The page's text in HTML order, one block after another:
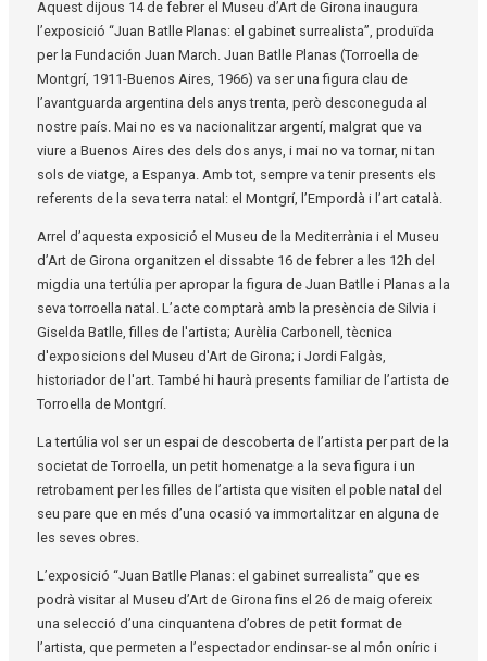
Aquest dijous 14 de febrer el Museu d’Art de Girona inaugura
l’exposició “Juan Batlle Planas: el gabinet surrealista”, produïda
per la Fundación Juan March. Juan Batlle Planas (Torroella de
Montgrí, 1911-Buenos Aires, 1966) va ser una figura clau de
l’avantguarda argentina dels anys trenta, però desconeguda al
nostre país. Mai no es va nacionalitzar argentí, malgrat que va
viure a Buenos Aires des dels dos anys, i mai no va tornar, ni tan
sols de viatge, a Espanya. Amb tot, sempre va tenir presents els
referents de la seva terra natal: el Montgrí, l’Empordà i l’art català.
Arrel d’aquesta exposició el Museu de la Mediterrània i el Museu
d’Art de Girona organitzen el dissabte 16 de febrer a les 12h del
migdia una tertúlia per apropar la figura de Juan Batlle i Planas a la
seva torroella natal. L’acte comptarà amb la presència de Silvia i
Giselda Batlle, filles de l'artista; Aurèlia Carbonell, tècnica
d'exposicions del Museu d'Art de Girona; i Jordi Falgàs,
historiador de l'art. També hi haurà presents familiar de l’artista de
Torroella de Montgrí.
La tertúlia vol ser un espai de descoberta de l’artista per part de la
societat de Torroella, un petit homenatge a la seva figura i un
retrobament per les filles de l’artista que visiten el poble natal del
seu pare que en més d’una ocasió va immortalitzar en alguna de
les seves obres.
L’exposició “Juan Batlle Planas: el gabinet surrealista” que es
podrà visitar al Museu d’Art de Girona fins el 26 de maig ofereix
una selecció d’una cinquantena d’obres de petit format de
l’artista, que permeten a l’espectador endinsar-se al món oníric i